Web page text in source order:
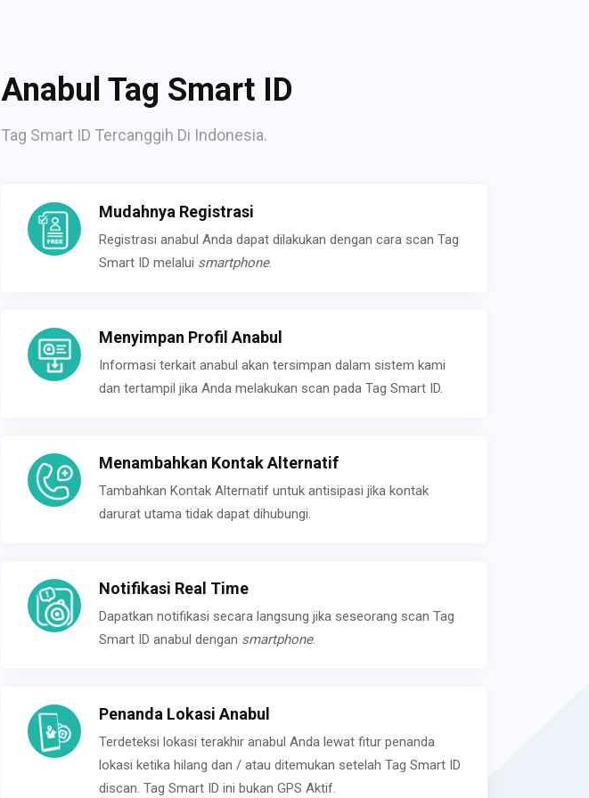
Anabul Tag Smart ID
Tag Smart ID Tercanggih Di Indonesia.
Mudahnya Registrasi
Registrasi anabul Anda dapat dilakukan dengan cara scan Tag
Smart ID melalui smartphone.
Menyimpan Profil Anabul
Informasi terkait anabul akan tersimpan dalam sistem kami
dan tertampil jika Anda melakukan scan pada Tag Smart ID.
Menambahkan Kontak Alternatif
Tambahkan Kontak Alternatif untuk antisipasi jika kontak
darurat utama tidak dapat dihubungi.
Notifikasi Real Time
Dapatkan notifikasi secara langsung jika seseorang scan Tag
Smart ID anabul dengan smartphone.
Penanda Lokasi Anabul
Terdeteksi lokasi terakhir anabul Anda lewat fitur penanda
lokasi ketika hilang dan / atau ditemukan setelah Tag Smart ID
discan. Tag Smart ID ini bukan GPS Aktif.